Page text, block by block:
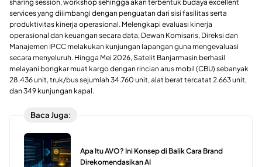
sharing session, workshop sehingga akan terbentuk budaya excellent
services yang diiimbangi dengan penguatan dari sisi fasilitas serta
produktivitas kinerja operasional. Melengkapi evaluasi kinerja
operasional dan keuangan secara data, Dewan Komisaris, Direksi dan
Manajemen IPCC melakukan kunjungan lapangan guna mengevaluasi
secara menyeluruh. Hingga Mei 2026, Satelit Banjarmasin berhasil
melayani bongkar muat kargo dengan rincian arus mobil (CBU) sebanyak
28.436 unit, truk/bus sejumlah 34.760 unit, alat berat tercatat 2.663 unit,
dan 349 kunjungan kapal.
Baca Juga:
Apa Itu AVO? Ini Konsep di Balik Cara Brand
Direkomendasikan AI